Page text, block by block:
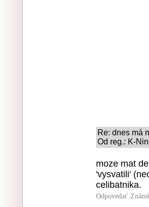
Re: dnes má
Od reg.: K-
moze mat
'vysvatili'
celibatnika.
Odpovedať